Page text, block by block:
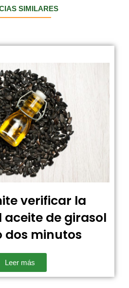
SIMILARES
verificar la
de girasol
dos minutos
Leer más